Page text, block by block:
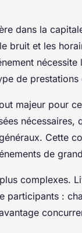
dans la
bruit et les
de prestations
majeur pour
nécessaires,
Cette
de
complexes.
participants :